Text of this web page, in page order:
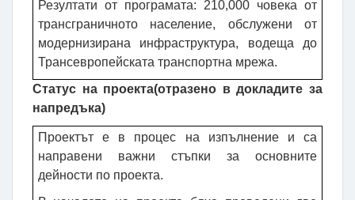
Резултати от програмата: 210,000 човека от
трансграничнотонаселение, обслужени от
модернизирана инфраструктура, водеща до
Трансевропейската транспортна мрежа.
Статус на проекта(отразено в докладите за
напредъка)
Проектът е в процес на изпълнение и са
направени важни стъпки за основните
дейности по проекта.